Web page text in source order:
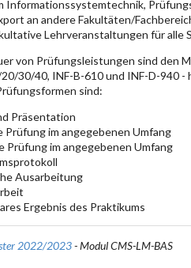
Informationssystemtechnik,
an andere Fakultäten/
Lehrveranstaltungen für
von Prüfungsleistungen sind den
30/40, INF-B-610 und INF-D-940
sind:
Präsentation
Prüfung im angegebenen Umfang
Prüfung im angegebenen Umfang
Ausarbeitung
Ergebnis des Praktikums
2022/2023- Modul CMS-LM-BAS